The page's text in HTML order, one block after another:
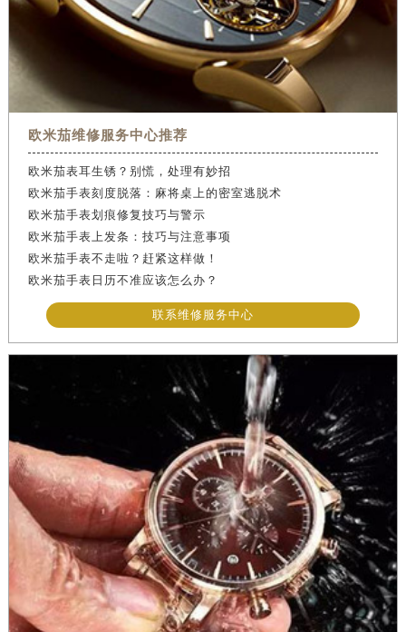
欧米茄维修服务中心推荐
欧米茄表耳生锈？别慌，处理有妙招
欧米茄手表刻度脱落：麻将桌上的密室逃脱术
欧米茄手表划痕修复技巧与警示
欧米茄手表上发条：技巧与注意事项
欧米茄手表不走啦？赶紧这样做！
欧米茄手表日历不准应该怎么办？
联系维修服务中心